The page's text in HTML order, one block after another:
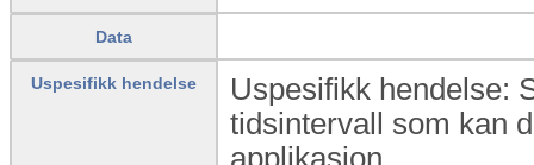
Data
Uspesifikk hendelse
Uspesifikk hendelse:
tidsintervall som kan
applikasjon.